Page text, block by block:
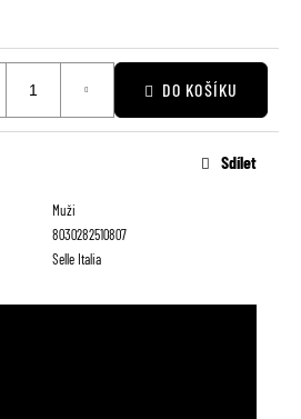
DO KOŠÍKU
Muži
8030282510807
Selle Italia
Sdílet